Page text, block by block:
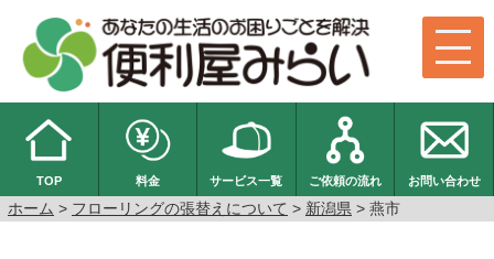
TOP 料金 サービス一覧 ご依頼の流れ お問い合わせ
ホーム > フローリングの張替えについて > 新潟県 > 燕市